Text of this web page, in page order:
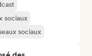
sociaux
sociaux